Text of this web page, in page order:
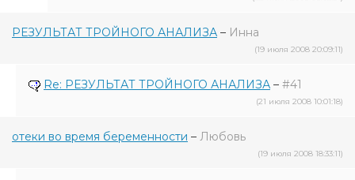
РЕЗУЛЬТАТ ТРОЙНОГО АНАЛИЗА – Инна
(19 июля 2008 20:09:11)
Re: РЕЗУЛЬТАТ ТРОЙНОГО АНАЛИЗА – #41
(21 июля 2008 10:01:18)
отеки во время беременности – Любовь
(19 июля 2008 18:33:11)